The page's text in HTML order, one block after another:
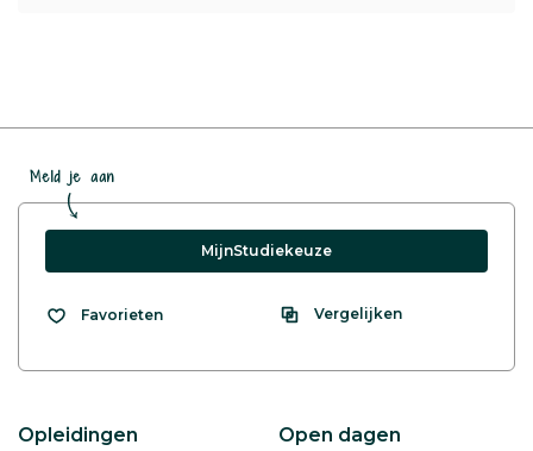
Meld je aan
MijnStudiekeuze
Favorieten Vergelijken
Opleidingen Open dagen